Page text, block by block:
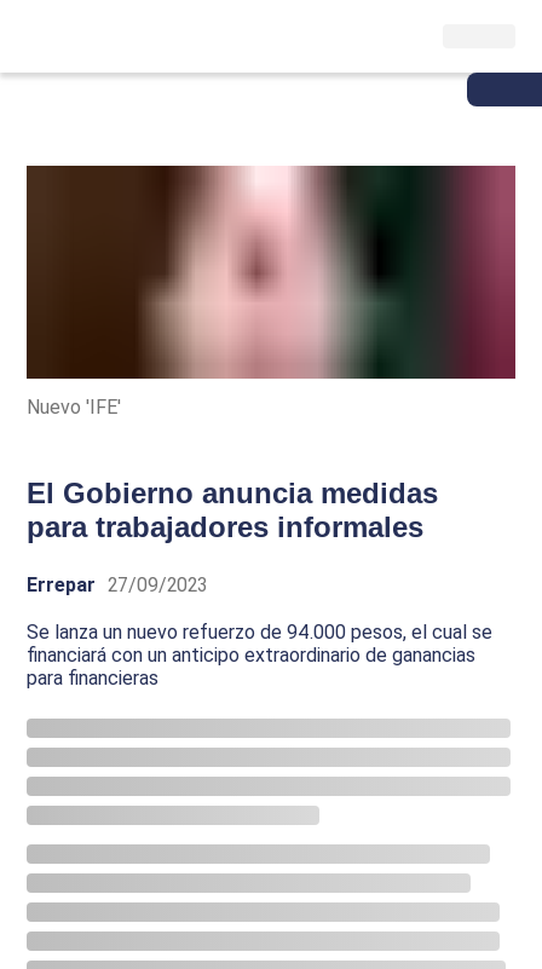
Nuevo 'IFE'
El Gobierno anuncia medidas
para trabajadores informales
Errepar 27/09/2023
Se lanza un nuevo refuerzo de 94.000 pesos, el cual se
financiará con un anticipo extraordinario de ganancias
para financieras